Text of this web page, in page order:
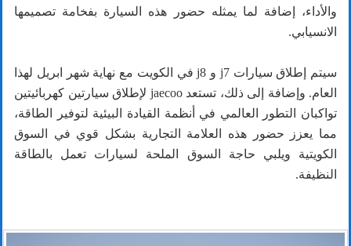
والأداء، إضافة لما يمثله حضور هذه السيارة بفخامة تصميمها
الانسيابي.
سيتم إطلاق سيارات j7 و j8 في الكويت مع نهاية شهر ابريل لهذا
العام. وإضافة إلى ذلك، تستعد jaecoo لإطلاق سيارتين كهربائيتين
تواكبان التطور العالمي في أنظمة القيادة البيئية لتوفير الطاقة،
مما يعزز حضور هذه العلامة التجارية بشكل قوي في السوق
الكويتية ويلبي حاجة السوق الملحة لسيارات تعمل بالطاقة
النظيفة.